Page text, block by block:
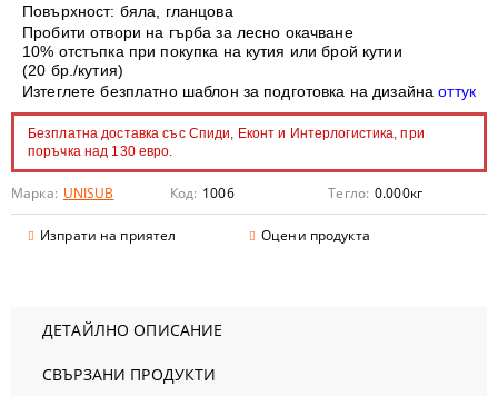
Повърхност: бяла, гланцова
Пробити отвори на гърба за лесно окачване
10% отстъпка при покупка на кутия или брой кутии
(20 бр./кутия)
Изтеглете безплатно шаблон за подготовка на дизайна оттук
Безплатна доставка със Спиди, Еконт и Интерлогистика, при
поръчка над 130 евро.
Марка: UNISUB Код: 1006 Тегло: 0.000кг
Изпрати на приятел Оцени продукта
ДЕТАЙЛНО ОПИСАНИЕ
СВЪРЗАНИ ПРОДУКТИ